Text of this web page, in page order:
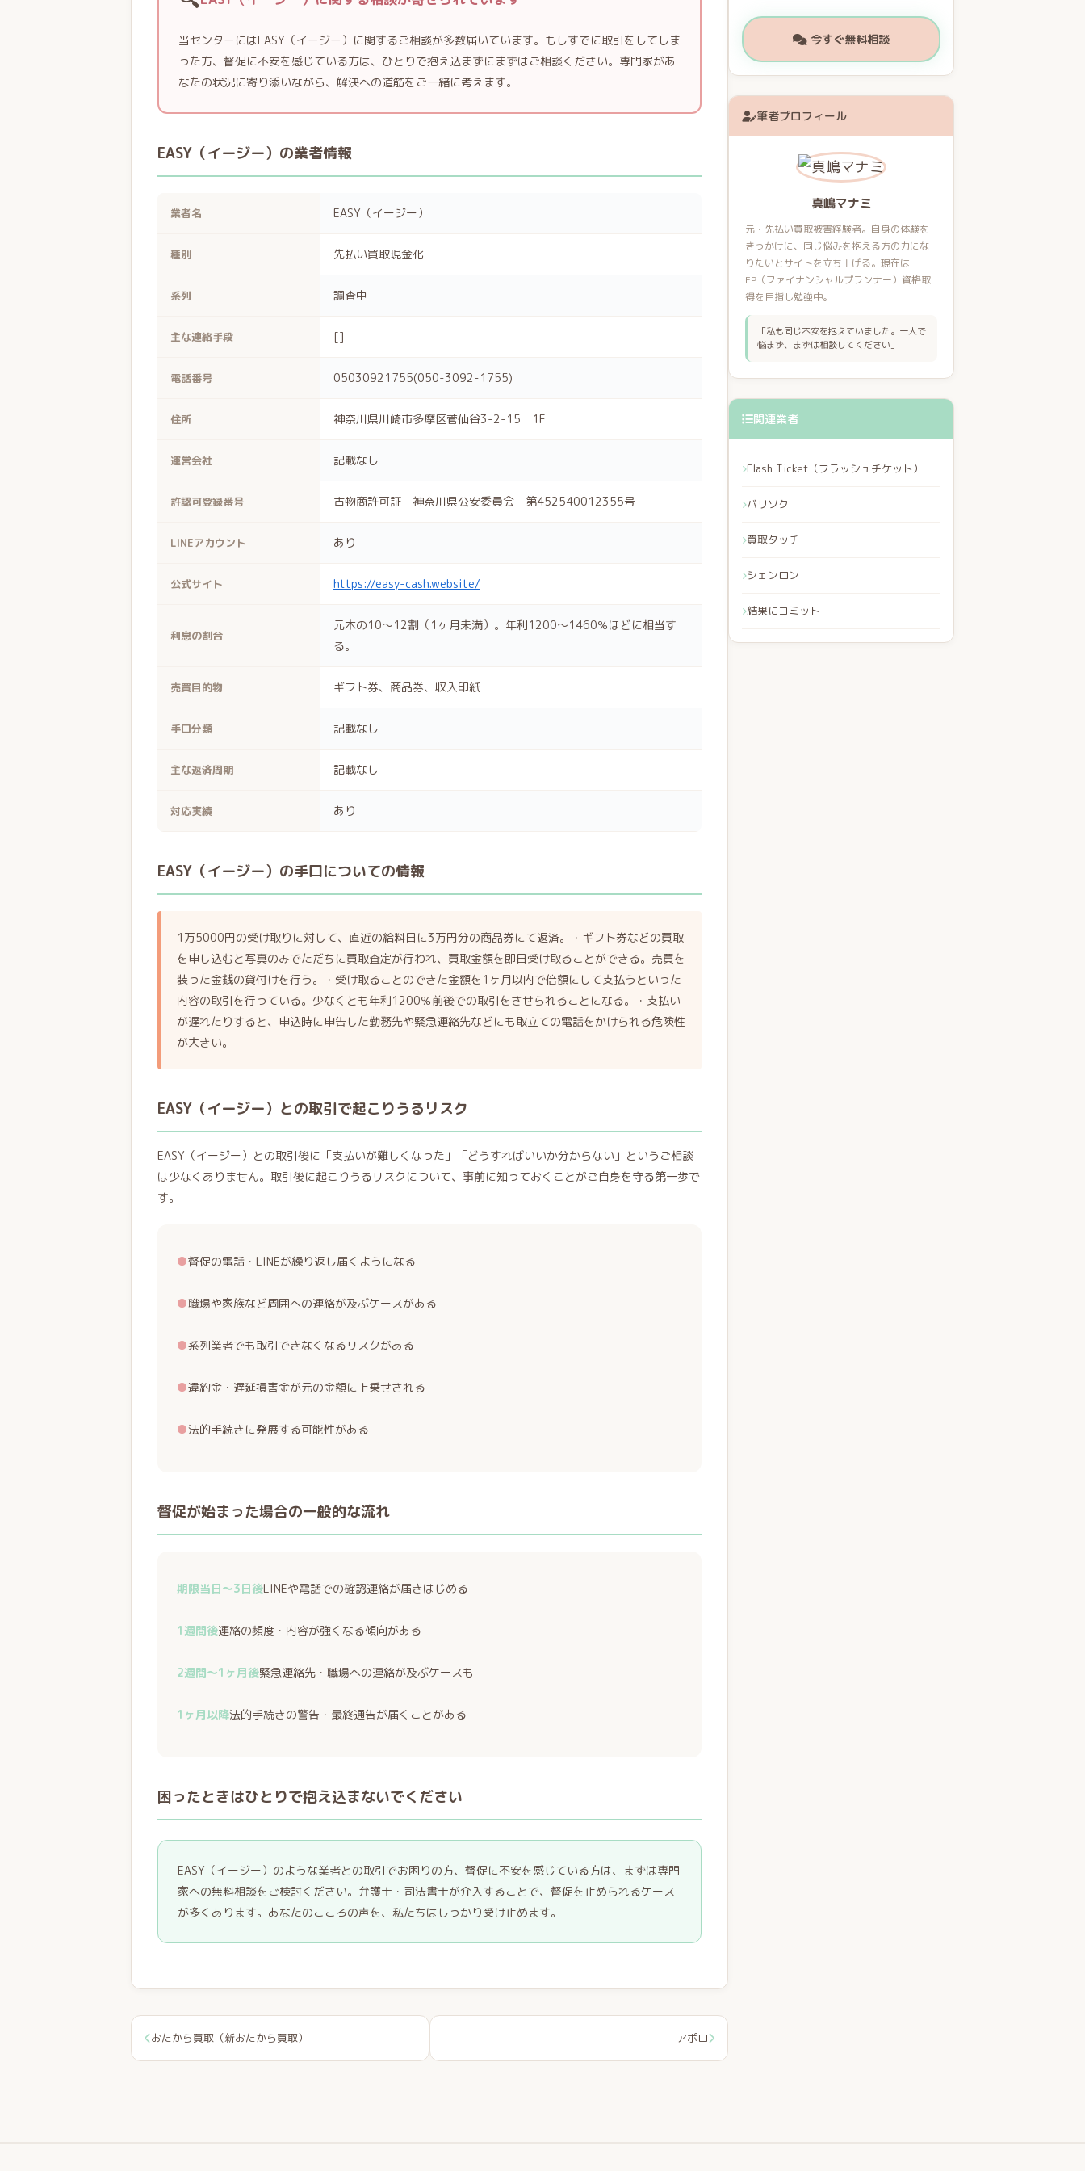
当センターにはEASY（イージー）に関するご相談が多数届いています。もしすでに取引をしてしま
った方、督促に不安を感じている方は、ひとりで抱え込まずにまずはご相談ください。専門家があ
なたの状況に寄り添いながら、解決への道筋をご一緒に考えます。
EASY（イージー）の業者情報
業者名 EASY（イージー）
種別 先払い買取現金化
系列 調査中
主な連絡手段 []
電話番号 05030921755(050-3092-1755)
住所 神奈川県川崎市多摩区菅仙谷3-2-15 1F
運営会社 記載なし
許認可登録番号 古物商許可証 神奈川県公安委員会 第452540012355号
LINEアカウント あり
公式サイト https://easy-cash.website/
利息の割合
元本の10～12割（1ヶ月未満）。年利1200～1460％ほどに相当す
る。
売買目的物 ギフト券、商品券、収入印紙
手口分類 記載なし
主な返済周期 記載なし
対応実績 あり
EASY（イージー）の手口についての情報
1万5000円の受け取りに対して、直近の給料日に3万円分の商品券にて返済。・ギフト券などの買取
を申し込むと写真のみでただちに買取査定が行われ、買取金額を即日受け取ることができる。売買を
装った金銭の貸付けを行う。・受け取ることのできた金額を1ヶ月以内で倍額にして支払うといった
内容の取引を行っている。少なくとも年利1200％前後での取引をさせられることになる。・支払い
が遅れたりすると、申込時に申告した勤務先や緊急連絡先などにも取立ての電話をかけられる危険性
が大きい。
EASY（イージー）との取引で起こりうるリスク
EASY（イージー）との取引後に「支払いが難しくなった」「どうすればいいか分からない」というご相談
は少なくありません。取引後に起こりうるリスクについて、事前に知っておくことがご自身を守る第一歩で
す。
●督促の電話・LINEが繰り返し届くようになる
●職場や家族など周囲への連絡が及ぶケースがある
●系列業者でも取引できなくなるリスクがある
●違約金・遅延損害金が元の金額に上乗せされる
●法的手続きに発展する可能性がある
督促が始まった場合の一般的な流れ
期限当日〜3日後LINEや電話での確認連絡が届きはじめる
1週間後連絡の頻度・内容が強くなる傾向がある
2週間〜1ヶ月後緊急連絡先・職場への連絡が及ぶケースも
1ヶ月以降法的手続きの警告・最終通告が届くことがある
困ったときはひとりで抱え込まないでください
EASY（イージー）のような業者との取引でお困りの方、督促に不安を感じている方は、まずは専門
家への無料相談をご検討ください。弁護士・司法書士が介入することで、督促を止められるケース
が多くあります。あなたのこころの声を、私たちはしっかり受け止めます。
おたから買取（新おたから買取） アポロ
今すぐ無料相談
筆者プロフィール
真嶋マナミ
元・先払い買取被害経験者。自身の体験を
きっかけに、同じ悩みを抱える方の力にな
りたいとサイトを立ち上げる。現在は
FP（ファイナンシャルプランナー）資格取
得を目指し勉強中。
「私も同じ不安を抱えていました。一人で
悩まず、まずは相談してください」
関連業者
Flash Ticket（フラッシュチケット）
バリソク
買取タッチ
シェンロン
結果にコミット